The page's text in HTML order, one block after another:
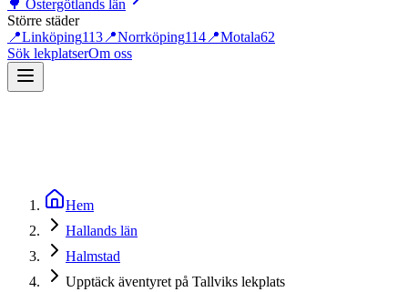
🌳 Östergötlands län
Större städer
📍Linköping113 📍Norrköping114 📍Motala62
Sök lekplatserOm oss
Hem
Hallands län
Halmstad
Upptäck äventyret på Tallviks lekplats